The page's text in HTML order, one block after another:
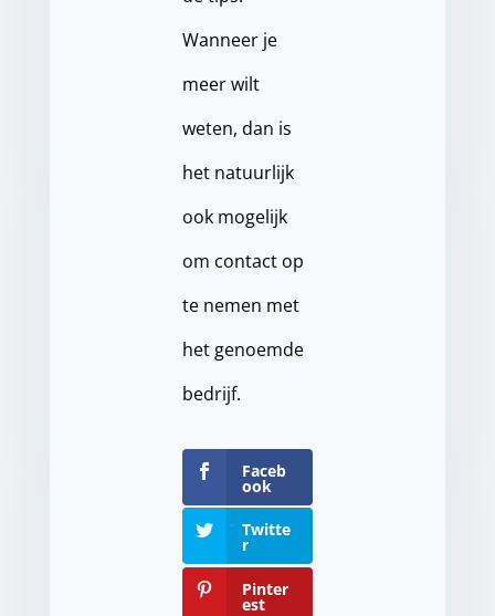
Wanneer je
meer wilt
weten, dan is
het natuurlijk
ook mogelijk
om contact op
te nemen met
het genoemde
bedrijf.
Faceb
ook
Twitte
r
Pinter
est